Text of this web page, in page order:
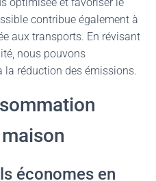
contribue également à
aux transports. En révisant
nous pouvons
réduction des émissions.
économes en